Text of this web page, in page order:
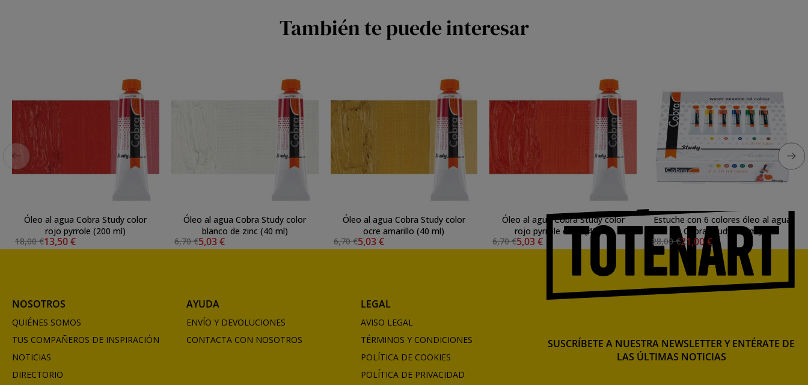
También te puede interesar
Óleo al agua Cobra Study color
rojo pyrrole (200 ml)
18,00 €13,50 €
Óleo al agua Cobra Study color
blanco de zinc (40 ml)
6,70 €5,03 €
Óleo al agua Cobra Study color
ocre amarillo (40 ml)
6,70 €5,03 €
Óleo al agua Cobra Study color
rojo pyrrole claro (40 ml)
6,70 €5,03 €
Estuche con 6 colores óleo al agua
Cobra Study (20 ml)
28,00 €21,00 €
NOSOTROS
QUIÉNES SOMOS
TUS COMPAÑEROS DE INSPIRACIÓN
NOTICIAS
DIRECTORIO
AYUDA
ENVÍO Y DEVOLUCIONES
CONTACTA CON NOSOTROS
LEGAL
AVISO LEGAL
TÉRMINOS Y CONDICIONES
POLÍTICA DE COOKIES
POLÍTICA DE PRIVACIDAD
SUSCRÍBETE A NUESTRA NEWSLETTER Y ENTÉRATE DE
LAS ÚLTIMAS NOTICIAS